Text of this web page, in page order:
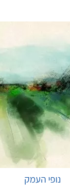
נופי העמק